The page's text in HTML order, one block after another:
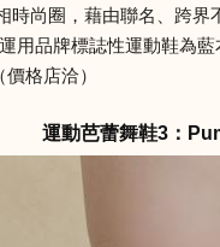
尚圈，藉由聯名、跨
品牌標誌性運動鞋為
格店洽）
運動芭蕾舞鞋3：